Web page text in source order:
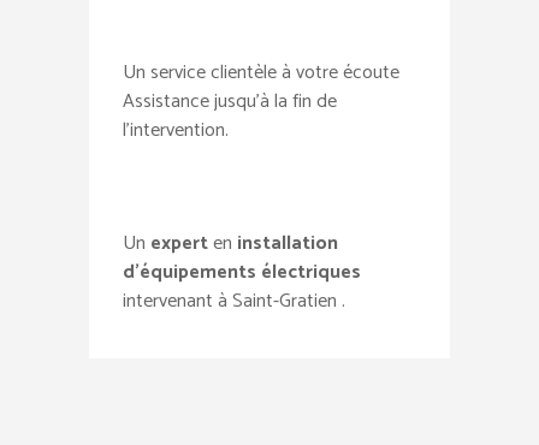
Un service clientèle à votre écoute
Assistance jusqu’à la fin de
l’intervention.
Un experten installation
d’équipements électriques
intervenant à Saint-Gratien .